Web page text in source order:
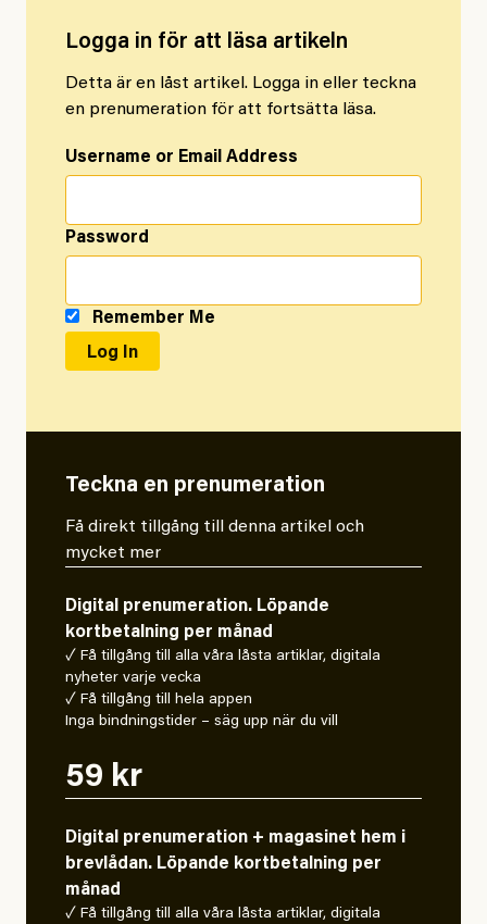
Logga in för att läsa artikeln
Detta är en låst artikel. Logga in eller teckna
en prenumeration för att fortsätta läsa.
Username or Email Address
Password
Remember Me
Teckna en prenumeration
Få direkt tillgång till denna artikel och
mycket mer
Digital prenumeration. Löpande
kortbetalning per månad
✓ Få tillgång till alla våra låsta artiklar, digitala
nyheter varje vecka
✓ Få tillgång till hela appen
Inga bindningstider – säg upp när du vill
59 kr
Digital prenumeration + magasinet hem i
brevlådan. Löpande kortbetalning per
månad
✓ Få tillgång till alla våra låsta artiklar, digitala